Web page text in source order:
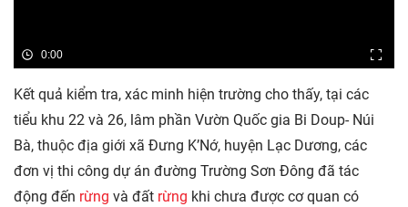
0:00
Kết quả kiểm tra, xác minh hiện trường cho thấy, tại các
tiểu khu 22 và 26, lâm phần Vườn Quốc gia Bi Doup- Núi
Bà, thuộc địa giới xã Đưng K’Nớ, huyện Lạc Dương, các
đơn vị thi công dự án đường Trường Sơn Đông đã tác
động đến rừng và đất rừng khi chưa được cơ quan có